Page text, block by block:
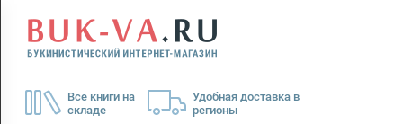
Все книги на
складе
Удобная доставка в
регионы
Menu